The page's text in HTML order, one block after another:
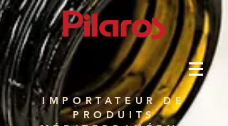
IMPORTATEUR DE
PRODUITS